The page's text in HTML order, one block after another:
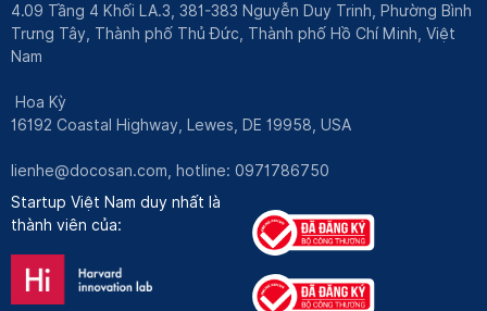
4.09 Tầng 4 Khối LA.3, 381-383 Nguyễn Duy Trinh, Phường Bình
Trưng Tây, Thành phố Thủ Đức, Thành phố Hồ Chí Minh, Việt
Nam
Hoa Kỳ
16192 Coastal Highway, Lewes, DE 19958, USA
lienhe@docosan.com, hotline: 0971786750
Startup Việt Nam duy nhất là
thành viên của: